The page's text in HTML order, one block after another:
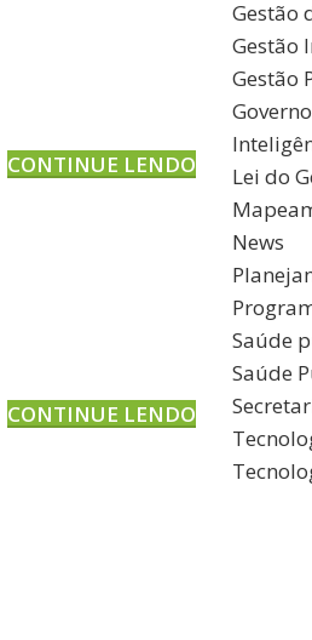
CONTINUE LENDO
CONTINUE LENDO
Gestão
Gestão
Gestão
Lei do
News
Saúde
Saúde